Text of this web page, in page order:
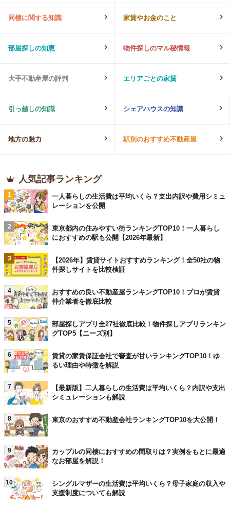
同棲に関する知識 家賃やお金のこと
部屋探しの知恵 物件探しのマル秘情報
大手不動産屋の評判 エリアごとの家賃
引っ越しの知識 シェアハウスの知識
地方の魅力 駅別のおすすめ不動産屋
人気記事ランキング
1
一人暮らしの生活費は平均いくら？支出内訳や費用シミュ
レーションを公開
2
東京都内の住みやすい街ランキングTOP10！一人暮らし
におすすめの駅も公開【2026年最新】
3
【2026年】賃貸サイトおすすめランキング！全50社の物
件探しサイトを比較検証
4
おすすめの良い不動産屋ランキングTOP10！プロが賃貸
仲介業者を徹底比較
5
部屋探しアプリ全27社徹底比較！物件探しアプリランキン
グTOP5【ニーズ別】
6
賃貸の家賃保証会社で審査が甘いランキングTOP10！ゆ
るい理由や特徴を解説
7
【最新版】二人暮らしの生活費は平均いくら？内訳や支出
シミュレーションも解説
8 東京のおすすめ不動産会社ランキングTOP10を大公開！
9
カップルの同棲におすすめの間取りは？実例をもとに最適
なお部屋を解説！
10
シングルマザーの生活費は平均いくら？母子家庭の収入や
支援制度についても解説